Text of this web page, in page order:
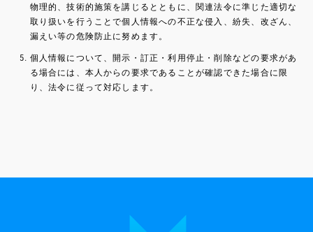
物理的、技術的施策を講じるとともに、関連法令に準じた適切な
取り扱いを行うことで個人情報への不正な侵入、紛失、改ざん、
漏えい等の危険防止に努めます。
個人情報について、開示・訂正・利用停止・削除などの要求があ
る場合には、本人からの要求であることが確認できた場合に限
り、法令に従って対応します。